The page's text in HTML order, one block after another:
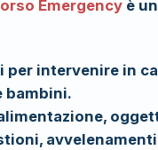
Emergency è
per intervenire in
bambini.